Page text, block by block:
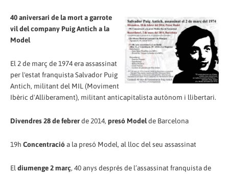
40 aniversari de la mort a garrote
vil del company Puig Antich a la
Model
El 2 de març de 1974 era assassinat
per l'estat franquista Salvador Puig
Antich, militant del MIL (Moviment
Ibèric d'Alliberament), militant anticapitalista autònom i llibertari.
Divendres 28 de febrerde 2014, presó Modelde Barcelona
19h Concentracióa la presó Model, al lloc del seu assassinat
El diumenge 2 març, 40 anys després de l’assassinat franquista de